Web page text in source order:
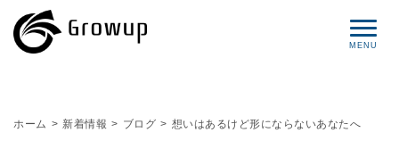
ホーム > 新着情報 > ブログ > 想いはあるけど形にならないあなたへ